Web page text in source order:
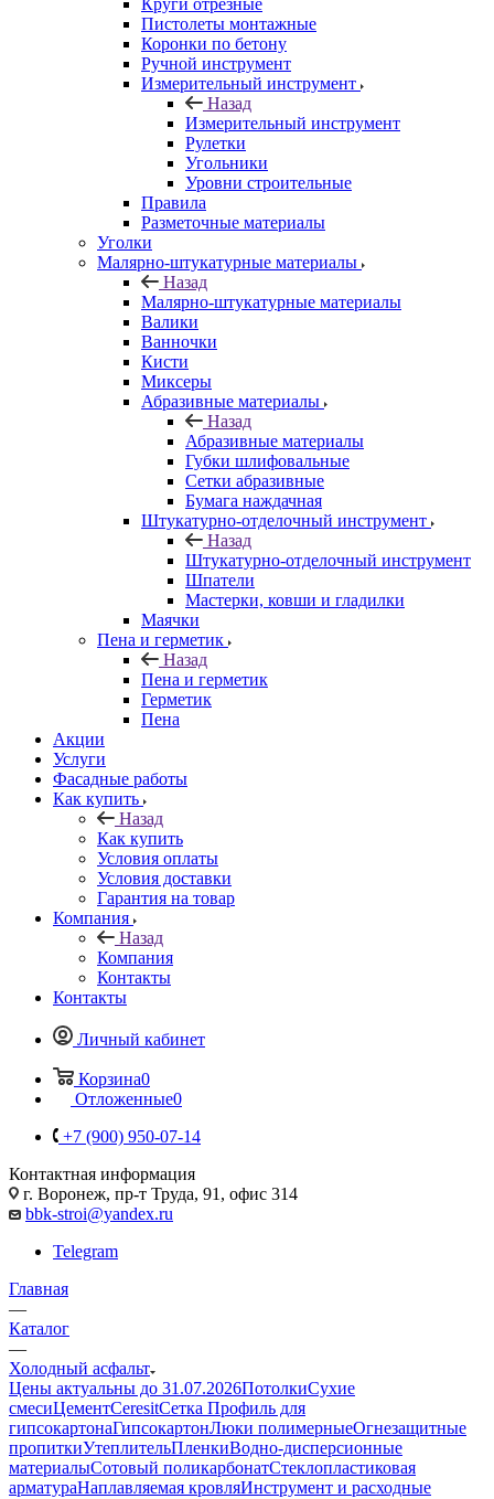
Круги отрезные
Пистолеты монтажные
Коронки по бетону
Ручной инструмент
Измерительный инструмент
Назад
Измерительный инструмент
Рулетки
Угольники
Уровни строительные
Правила
Разметочные материалы
Уголки
Малярно-штукатурные материалы
Назад
Малярно-штукатурные материалы
Валики
Ванночки
Кисти
Миксеры
Абразивные материалы
Назад
Абразивные материалы
Губки шлифовальные
Сетки абразивные
Бумага наждачная
Штукатурно-отделочный инструмент
Назад
Штукатурно-отделочный инструмент
Шпатели
Мастерки, ковши и гладилки
Маячки
Пена и герметик
Назад
Пена и герметик
Герметик
Пена
Акции
Услуги
Фасадные работы
Как купить
Назад
Как купить
Условия оплаты
Условия доставки
Гарантия на товар
Компания
Назад
Компания
Контакты
Контакты
Личный кабинет
Корзина0
Отложенные0
+7 (900) 950-07-14
Контактная информация
г. Воронеж, пр-т Труда, 91, офис 314
bbk-stroi@yandex.ru
Telegram
Главная
—
Каталог
—
Холодный асфальт
Цены актуальны до 31.07.2026ПотолкиСухие
смесиЦементCeresitСетка Профиль для
гипсокартонаГипсокартонЛюки полимерныеОгнезащитные
пропиткиУтеплительПленкиВодно-дисперсионные
материалыСотовый поликарбонатСтеклопластиковая
арматураНаплавляемая кровляИнструмент и расходные